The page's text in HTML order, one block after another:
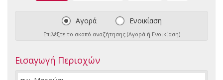
Αγορά Ενοικίαση
Επιλέξτε το σκοπό αναζήτησης (Αγορά ή Ενοικίαση)
Εισαγωγή Περιοχών